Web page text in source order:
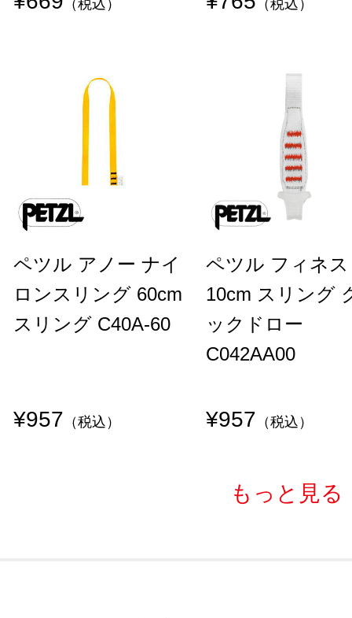
（税込） （税込）
ペツル アノー ナイ
ロンスリング 60cm
スリング C40A-60
¥957 （税込）
ペツル フィネス
10cm スリング
ックドロー
C042AA00
¥957 （税込）
もっと見る